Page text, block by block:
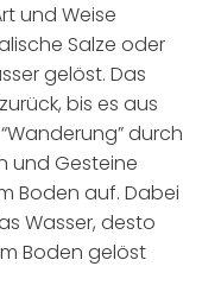
und Weise
Salze oder
gelöst. Das
bis es aus
durch
und Gesteine
Boden auf. Dabei
Wasser, desto
Boden gelöst